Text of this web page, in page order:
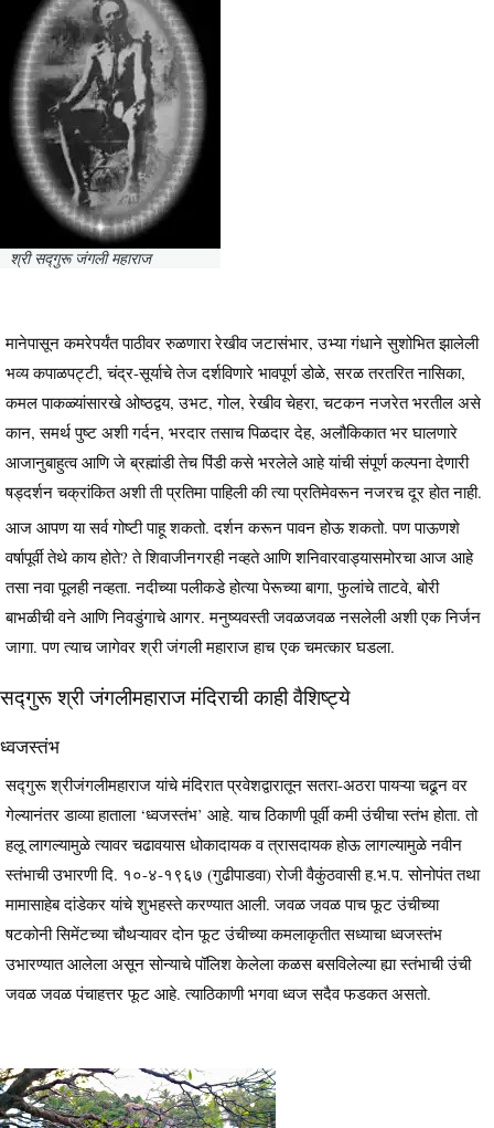
श्री सद्गुरू जंगली महाराज
मानेपासून कमरेपर्यंत पाठीवर रुळणारा रेखीव जटासंभार, उभ्या गंधाने सुशोभित झालेली
भव्य कपाळपट्टी, चंद्र-सूर्याचे तेज दर्शविणारे भावपूर्ण डोळे, सरळ तरतरित नासिका,
कमल पाकळ्यांसारखे ओष्ठद्वय, उभट, गोल, रेखीव चेहरा, चटकन नजरेत भरतील असे
कान, समर्थ पुष्ट अशी गर्दन, भरदार तसाच पिळदार देह, अलौकिकात भर घालणारे
आजानुबाहुत्व आणि जे ब्रह्मांडी तेच पिंडी कसे भरलेले आहे यांची संपूर्ण कल्पना देणारी
षड्दर्शन चक्रांकित अशी ती प्रतिमा पाहिली की त्या प्रतिमेवरून नजरच दूर होत नाही.
आज आपण या सर्व गोष्टी पाहू शकतो. दर्शन करून पावन होऊ शकतो. पण पाऊणशे
वर्षापूर्वी तेथे काय होते? ते शिवाजीनगरही नव्हते आणि शनिवारवाड्यासमोरचा आज आहे
तसा नवा पूलही नव्हता. नदीच्या पलीकडे होत्या पेरूच्या बागा, फुलांचे ताटवे, बोरी
बाभळीची वने आणि निवडुंगाचे आगर. मनुष्यवस्ती जवळजवळ नसलेली अशी एक निर्जन
जागा. पण त्याच जागेवर श्री जंगली महाराज हाच एक चमत्कार घडला.
सद्गुरू श्री जंगलीमहाराज मंदिराची काही वैशिष्ट्ये
ध्वजस्तंभ
सद्गुरू श्रीजंगलीमहाराज यांचे मंदिरात प्रवेशद्वारातून सतरा-अठरा पायऱ्या चढून वर
गेल्यानंतर डाव्या हाताला ‘ध्वजस्तंभ’ आहे. याच ठिकाणी पूर्वी कमी उंचीचा स्तंभ होता. तो
हलू लागल्यामुळे त्यावर चढावयास धोकादायक व त्रासदायक होऊ लागल्यामुळे नवीन
स्तंभाची उभारणी दि. १०-४-१९६७ (गुढीपाडवा) रोजी वैकुंठवासी ह.भ.प. सोनोपंत तथा
मामासाहेब दांडेकर यांचे शुभहस्ते करण्यात आली. जवळ जवळ पाच फूट उंचीच्या
षटकोनी सिमेंटच्या चौथऱ्यावर दोन फूट उंचीच्या कमलाकृतीत सध्याचा ध्वजस्तंभ
उभारण्यात आलेला असून सोन्याचे पॉलिश केलेला कळस बसविलेल्या ह्या स्तंभाची उंची
जवळ जवळ पंचाहत्तर फूट आहे. त्याठिकाणी भगवा ध्वज सदैव फडकत असतो.